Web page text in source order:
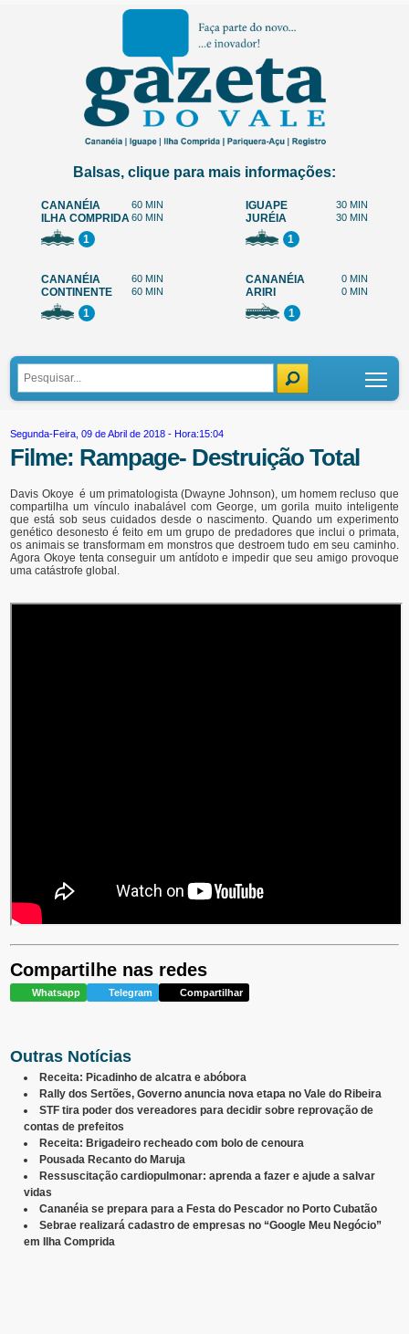
Balsas, clique para mais informações:
CANANÉIA 60 MIN
ILHA COMPRIDA60 MIN
1
IGUAPE 30 MIN
JURÉIA 30 MIN
1
CANANÉIA 60 MIN
CONTINENTE 60 MIN
1
CANANÉIA 0 MIN
ARIRI 0 MIN
1
Segunda-Feira, 09 de Abril de 2018 - Hora:15:04
Filme: Rampage- Destruição Total
Davis Okoye é um primatologista (Dwayne Johnson), um homem recluso que
compartilha um vínculo inabalável com George, um gorila muito inteligente
que está sob seus cuidados desde o nascimento. Quando um experimento
genético desonesto é feito em um grupo de predadores que inclui o primata,
os animais se transformam em monstros que destroem tudo em seu caminho.
Agora Okoye tenta conseguir um antídoto e impedir que seu amigo provoque
uma catástrofe global.
Compartilhe nas redes
Whatsapp Telegram Compartilhar
Outras Notícias
Receita: Picadinho de alcatra e abóbora
Rally dos Sertões, Governo anuncia nova etapa no Vale do Ribeira
STF tira poder dos vereadores para decidir sobre reprovação de
contas de prefeitos
Receita: Brigadeiro recheado com bolo de cenoura
Pousada Recanto do Maruja
Ressuscitação cardiopulmonar: aprenda a fazer e ajude a salvar
vidas
Cananéia se prepara para a Festa do Pescador no Porto Cubatão
Sebrae realizará cadastro de empresas no “Google Meu Negócio”
em Ilha Comprida